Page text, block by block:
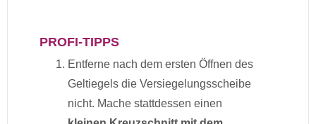
PROFI-TIPPS
Entferne nach dem ersten Öffnen des
Geltiegels die Versiegelungsscheibe
nicht. Mache stattdessen einen